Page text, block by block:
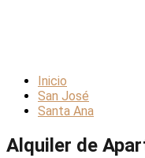
Inicio
San José
Santa Ana
Alquiler de